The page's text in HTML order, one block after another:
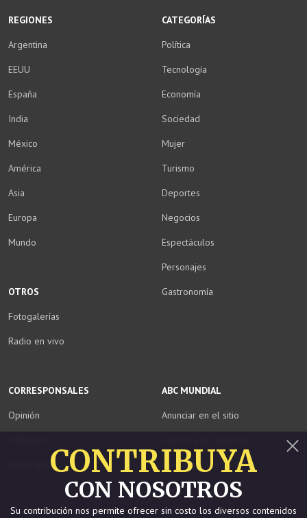
CONTRIBUYA
CON NOSOTROS
Su contribución nos permite ofrecer sin costo los diversos contenidos
REGIONES
Argentina
EEUU
España
India
México
América
Asia
Europa
Mundo
CATEGORÍAS
Política
Tecnología
Economía
Sociedad
Mujer
Turismo
Deportes
Negocios
Espectáculos
Personajes
Gastronomía
CORRESPONSALES
Opinión
Informados
OTROS
Fotogalerías
Radio en vivo
ABC MUNDIAL
Anunciar en el sitio
Descargar media kit
Staff